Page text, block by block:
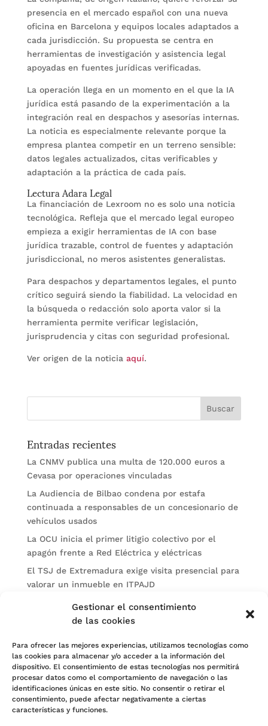
Gestionar el consentimiento
de las cookies
Para ofrecer las mejores experiencias, utilizamos tecnologías como
las cookies para almacenar y/o acceder a la información del
dispositivo. El consentimiento de estas tecnologías nos permitirá
procesar datos como el comportamiento de navegación o las
identificaciones únicas en este sitio. No consentir o retirar el
consentimiento, puede afectar negativamente a ciertas
características y funciones.
presencia en el mercado español con una nueva
oficina en Barcelona y equipos locales adaptados a
cada jurisdicción. Su propuesta se centra en
herramientas de investigación y asistencia legal
apoyadas en fuentes jurídicas verificadas.
La operación llega en un momento en el que la IA
jurídica está pasando de la experimentación a la
integración real en despachos y asesorías internas.
La noticia es especialmente relevante porque la
empresa plantea competir en un terreno sensible:
datos legales actualizados, citas verificables y
adaptación a la práctica de cada país.
Lectura Adara Legal
La financiación de Lexroom no es solo una noticia
tecnológica. Refleja que el mercado legal europeo
empieza a exigir herramientas de IA con base
jurídica trazable, control de fuentes y adaptación
jurisdiccional, no meros asistentes generalistas.
Para despachos y departamentos legales, el punto
crítico seguirá siendo la fiabilidad. La velocidad en
la búsqueda o redacción solo aporta valor si la
herramienta permite verificar legislación,
jurisprudencia y citas con seguridad profesional.
Ver origen de la noticia aquí.
Entradas recientes
La CNMV publica una multa de 120.000 euros a
Cevasa por operaciones vinculadas
La Audiencia de Bilbao condena por estafa
continuada a responsables de un concesionario de
vehículos usados
La OCU inicia el primer litigio colectivo por el
apagón frente a Red Eléctrica y eléctricas
El TSJ de Extremadura exige visita presencial para
valorar un inmueble en ITPAJD
Un burofax genérico no basta para acreditar el
intento de MASC antes de demandar
Categorías
Actualidad
Noticias Jurídicas
Subastas